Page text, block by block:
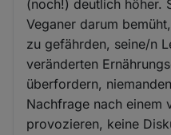
(noch!) deutlich höher.
Veganer darum
zu gefährden, seine/n
veränderten
überfordern,
Nachfrage nach einem
provozieren, keine